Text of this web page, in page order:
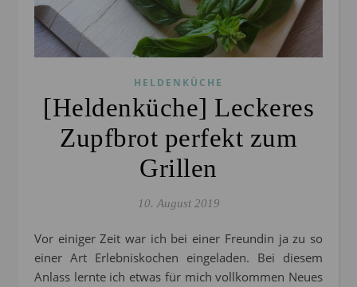
HELDENKÜCHE
[Heldenküche] Leckeres
Zupfbrot perfekt zum
Grillen
10. August 2019
Vor einiger Zeit war ich bei einer Freundin ja zu so
einer Art Erlebniskochen eingeladen. Bei diesem
Anlass lernte ich etwas für mich vollkommen Neues